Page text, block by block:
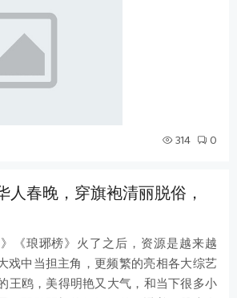
314 0
人春晚，穿旗袍清丽脱俗，
《琅琊榜》火了之后，资源是越来越
戏中当担主角，更频繁的亮相各大综艺
王鸥，美得明艳又大气，和当下很多小